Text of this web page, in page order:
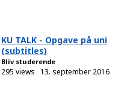
KU TALK - Opgave på uni
(subtitles)
Bliv studerende
295 views 13. september 2016